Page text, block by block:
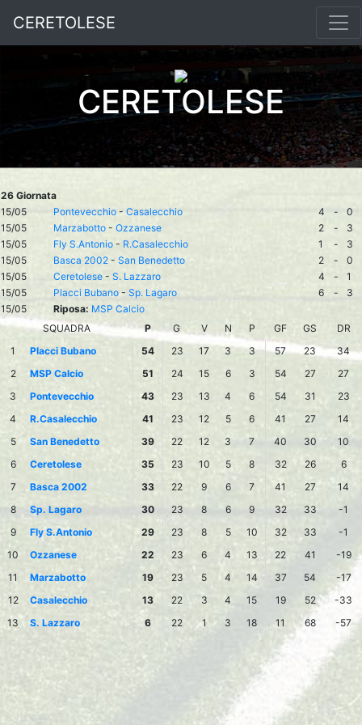
CERETOLESE
CERETOLESE
26 Giornata
15/05
Pontevecchio - Casalecchio 4 -
0
15/05
Marzabotto - Ozzanese 2 -
3
15/05
Fly S.Antonio - R.Casalecchio 1 -
3
15/05
Basca 2002 - San Benedetto 2 -
0
15/05
Ceretolese - S. Lazzaro 4 -
1
15/05
Placci Bubano - Sp. Lagaro 6 -
3
15/05
Riposa: MSP Calcio
SQUADRA
P G V N P GF GS
DR
1
Placci Bubano 54 23 17 3 3 57 23
34
2
MSP Calcio 51 24 15 6 3 54 27
27
3
Pontevecchio 43 23 13 4 6 54 31
23
4
R.Casalecchio 41 23 12 5 6 41 27
14
5
San Benedetto 39 22 12 3 7 40 30
10
6
Ceretolese 35 23 10 5 8 32 26
6
7
Basca 2002 33 22 9 6 7 41 27
14
8
Sp. Lagaro 30 23 8 6 9 32 33
-1
9
Fly S.Antonio 29 23 8 5 10 32 33
-1
10
Ozzanese 22 23 6 4 13 22 41
-19
11
Marzabotto 19 23 5 4 14 37 54
-17
12
Casalecchio 13 22 3 4 15 19 52
-33
13
S. Lazzaro 6 22 1 3 18 11 68 -57